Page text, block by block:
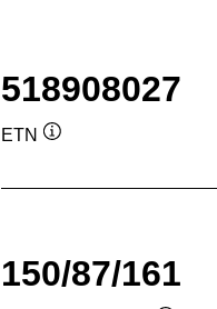
518908027
ETN
de
150/87/161